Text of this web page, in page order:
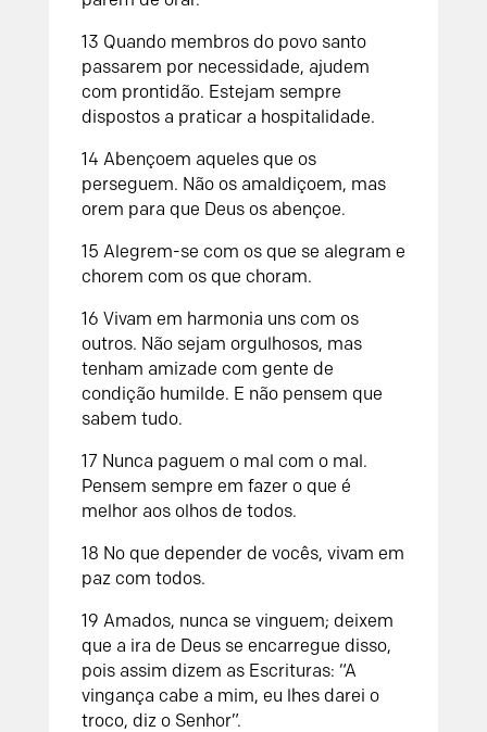
13 Quando membros do povo santo
passarem por necessidade, ajudem
com prontidão. Estejam sempre
dispostos a praticar a hospitalidade.
14 Abençoem aqueles que os
perseguem. Não os amaldiçoem, mas
orem para que Deus os abençoe.
15 Alegrem-se com os que se alegram e
chorem com os que choram.
16 Vivam em harmonia uns com os
outros. Não sejam orgulhosos, mas
tenham amizade com gente de
condição humilde. E não pensem que
sabem tudo.
17 Nunca paguem o mal com o mal.
Pensem sempre em fazer o que é
melhor aos olhos de todos.
18 No que depender de vocês, vivam em
paz com todos.
19 Amados, nunca se vinguem; deixem
que a ira de Deus se encarregue disso,
pois assim dizem as Escrituras: “A
vingança cabe a mim, eu lhes darei o
troco, diz o Senhor”.